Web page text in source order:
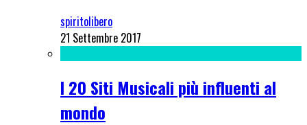
spiritolibero
21 Settembre 2017
I 20 Siti Musicali più influenti al
mondo